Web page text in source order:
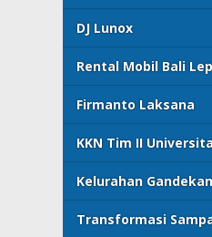
DJ Lunox
Rental Mobil Bali
Firmanto Laksana
KKN Tim II
Kelurahan Gandekan
Transformasi